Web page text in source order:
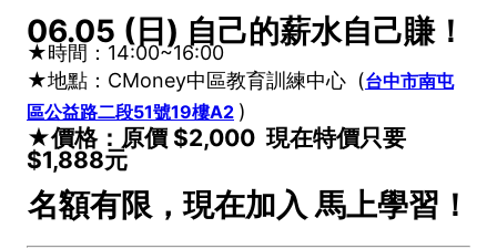
06.05 (日) 自己的薪水自己賺！
★時間：14:00~16:00
★地點： CMoney中區教育訓練中心 (台中市南屯
區公益路二段51號19樓A2 )
★價格：原價 $2,000 現在特價只要
$1,888元
名額有限，現在加入 馬上學習！